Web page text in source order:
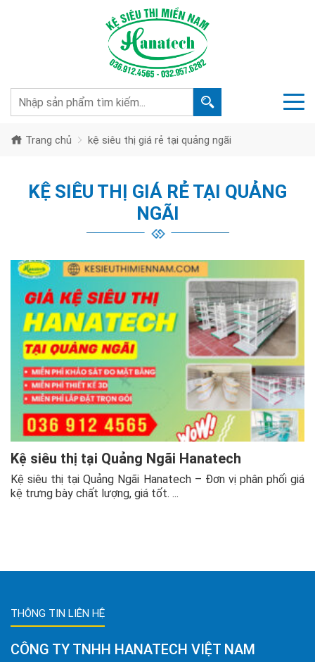
Trang chủ kệ siêu thị giá rẻ tại quảng ngãi
KỆ SIÊU THỊ GIÁ RẺ TẠI QUẢNG
NGÃI
Kệ siêu thị tại Quảng Ngãi Hanatech
Kệ siêu thị tại Quảng Ngãi Hanatech – Đơn vị phân phối giá
kệ trưng bày chất lượng, giá tốt. ...
THÔNG TIN LIÊN HỆ
CÔNG TY TNHH HANATECH VIỆT NAM